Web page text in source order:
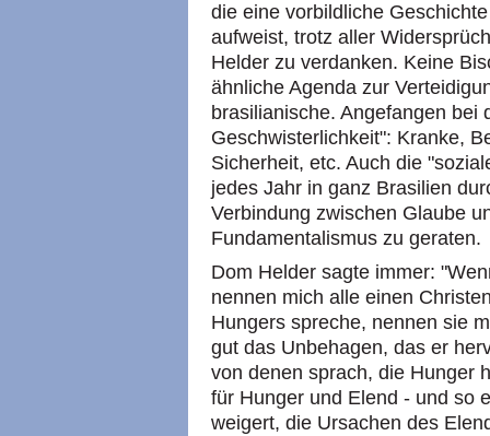
die eine vorbildliche
aufweist, trotz aller
Helder zu verdanken. Keine
ähnliche Agenda zur
brasilianische. Angefangen bei
Geschwisterlichkeit": Kranke,
Sicherheit, etc. Auch die
jedes Jahr in ganz Brasilien
Verbindung zwischen Glaube
Fundamentalismus zu geraten.
Dom Helder sagte immer:
nennen mich alle einen
Hungers spreche, nennen sie
gut das Unbehagen, das er
von denen sprach, die Hunger
für Hunger und Elend - und so
weigert, die Ursachen des